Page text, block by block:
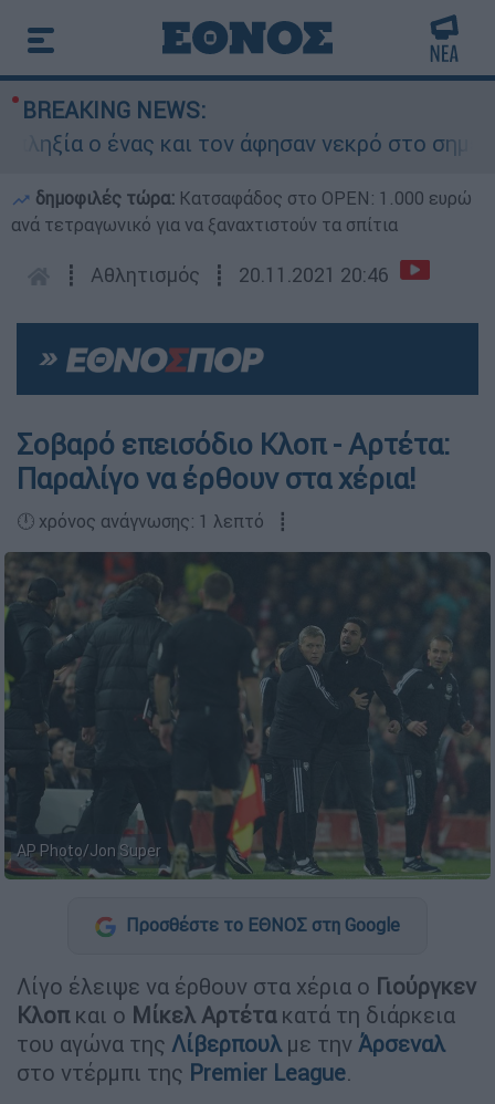
BREAKING NEWS:
ο ένας και τον άφησαν νεκρό στο σημείο
δημοφιλές τώρα: Κατσαφάδος στο OPEN: 1.000 ευρώ
ανά τετραγωνικό για να ξαναχτιστούν τα σπίτια
┋ Αθλητισμός ┋ 20.11.2021 20:46
Σοβαρό επεισόδιο Κλοπ - Αρτέτα:
Παραλίγο να έρθουν στα χέρια!
🕛 χρόνος ανάγνωσης: 1 λεπτό ┋
AP Photo/Jon Super
Προσθέστε το ΕΘΝΟΣ στη Google
Λίγο έλειψε να έρθουν στα χέρια ο Γιούργκεν
Κλοπκαι ο Μίκελ Αρτέτακατά τη διάρκεια
του αγώνα της Λίβερπουλμε την Άρσεναλ
στο ντέρμπι της Premier League.